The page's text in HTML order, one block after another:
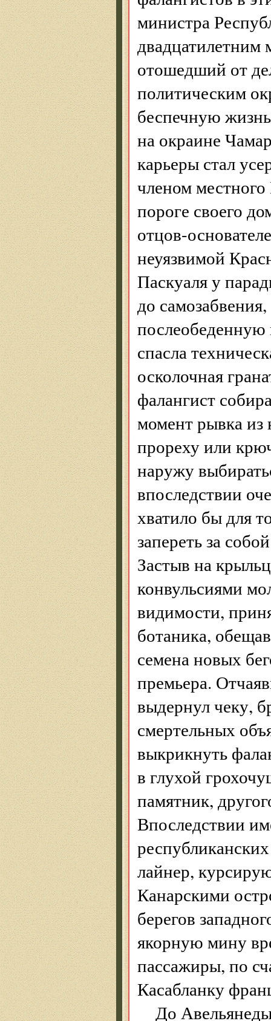
министра
отошедший от
политическим
беспечную жизнь
на окраине
карьеры стал
членом
пороге своего
отцов-
неуязвимой
Паскуаля у
до
послеобеденную
спасла
осколочная
фалангист
момент рывка из
прореху или
наружу
впоследствии
хватило бы для
запереть за
Застыв на
конвульсиями
видимости,
ботаника,
семена новых
премьера.
выдернул чеку,
смертельных
выкрикнуть
в глухой
памятник,
Впоследствии
лайнер,
Канарскими
берегов
якорную мину
пассажиры, по
Касабланку
До